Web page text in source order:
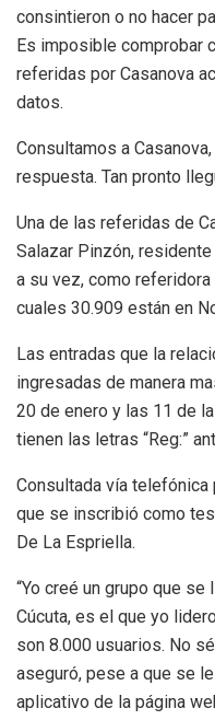
consintieron o no hacer
Es imposible comprobar
referidas por Casanova
datos.
Consultamos a
respuesta. Tan pronto
Una de las referidas de
Salazar Pinzón,
a su vez, como
cuales 30.909 están en
Las entradas que la
ingresadas de manera
20 de enero y las 11 de
tienen las letras “Reg:”
Consultada vía telefónica
que se inscribió como
De La Espriella.
“Yo creé un grupo que
Cúcuta, es el que yo
son 8.000 usuarios. No
aseguró, pese a que se
aplicativo de la página